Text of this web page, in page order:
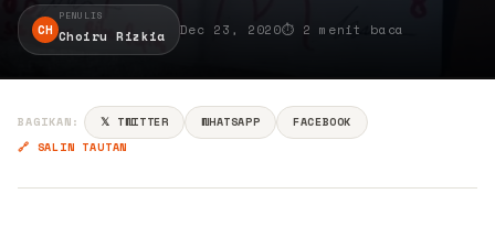
CH
PENULIS
Choiru Rizkia Dec 23, 2020⏱ 2 menit baca
BAGIKAN: 𝕏 TWITTER WHATSAPP
FACEBOOK
🔗 SALIN TAUTAN